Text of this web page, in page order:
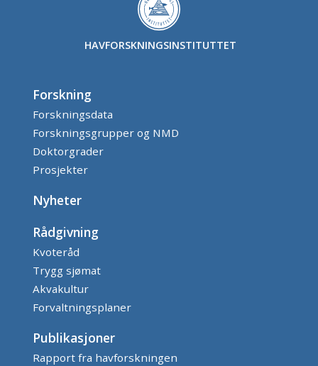
HAVFORSKNINGSINSTITUTTET
Forskning
Forskningsdata
Forskningsgrupper og NMD
Doktorgrader
Prosjekter
Nyheter
Rådgivning
Kvoteråd
Trygg sjømat
Akvakultur
Forvaltningsplaner
Publikasjoner
Rapport fra havforskningen